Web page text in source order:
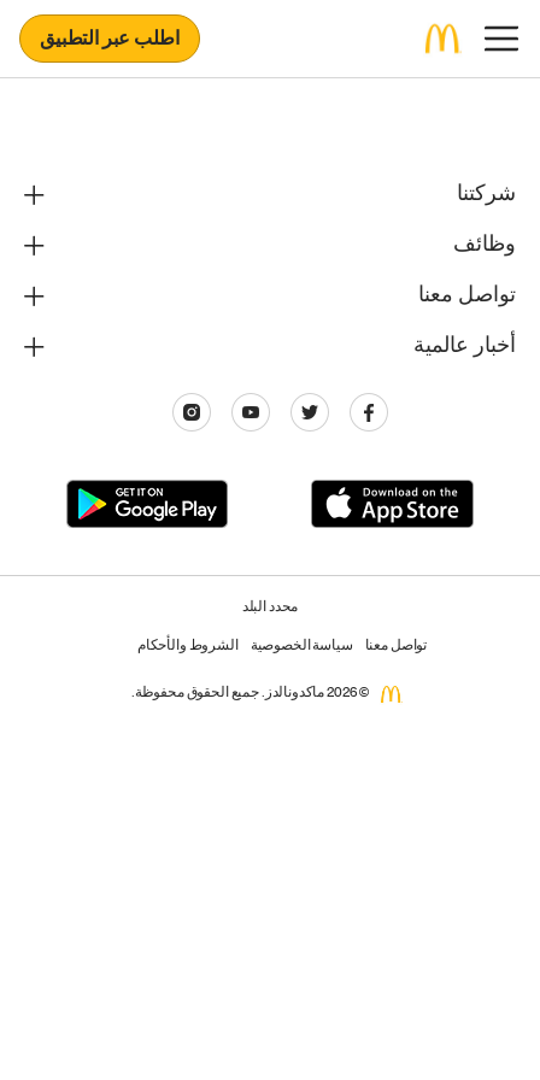
اطلب عبر التطبيق
شركتنا
وظائف
تواصل معنا
أخبار عالمية
محدد البلد
تواصل معنا سياسة الخصوصية الشروط والأحكام
© 2026 ماكدونالدز. جميع الحقوق محفوظة.